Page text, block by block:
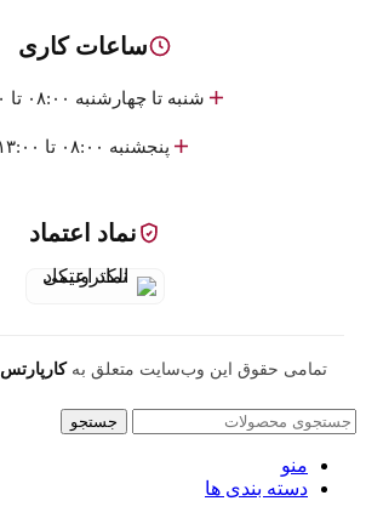
ساعات کاری
شنبه تا چهارشنبه ۰۸:۰۰ تا ۱۹:۰۰
پنجشنبه ۰۸:۰۰ تا ۱۳:۰۰
نماد اعتماد
تمامی حقوق این وب‌سایت متعلق بهکارپارتس ۳۲۰
جستجو
منو
دسته بندی ها